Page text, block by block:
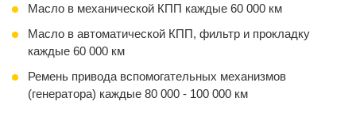
Масло в механической КПП каждые 60 000 км
Масло в автоматической КПП, фильтр и прокладку
каждые 60 000 км
Ремень привода вспомогательных механизмов
(генератора) каждые 80 000 - 100 000 км